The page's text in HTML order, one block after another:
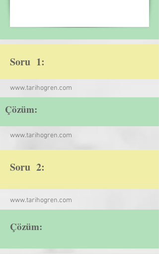
Soru 1:
www.tarihogren.com
Çözüm:
www.tarihogren.com
Soru 2:
www.tarihogren.com
Çözüm: